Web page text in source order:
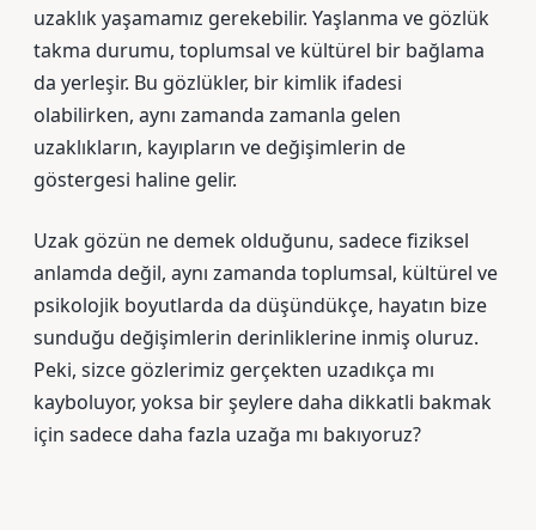
uzaklık yaşamamız gerekebilir. Yaşlanma ve gözlük
takma durumu, toplumsal ve kültürel bir bağlama
da yerleşir. Bu gözlükler, bir kimlik ifadesi
olabilirken, aynı zamanda zamanla gelen
uzaklıkların, kayıpların ve değişimlerin de
göstergesi haline gelir.
Uzak gözün ne demek olduğunu, sadece fiziksel
anlamda değil, aynı zamanda toplumsal, kültürel ve
psikolojik boyutlarda da düşündükçe, hayatın bize
sunduğu değişimlerin derinliklerine inmiş oluruz.
Peki, sizce gözlerimiz gerçekten uzadıkça mı
kayboluyor, yoksa bir şeylere daha dikkatli bakmak
için sadece daha fazla uzağa mı bakıyoruz?